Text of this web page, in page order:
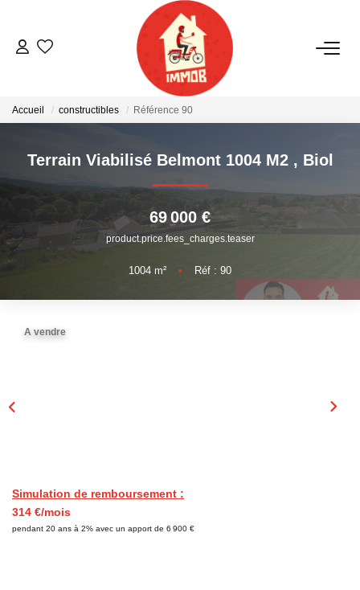
ACHETER
NOTRE AGENCE
Qui Sommes-Nous
Accueil constructibles Référence 90
Terrain Viabilisé Belmont 1004 M2 , Biol
69 000 €
product.price.fees_charges.teaser
1004 m² • Réf : 90
A vendre
Simulation de remboursement :
314 €/mois
pendant 20 ans à 2% avec un apport de 6 900 €